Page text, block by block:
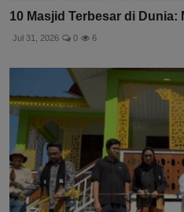
10 Masjid Terbesar di Dunia:
Jul 31, 2026 0 6